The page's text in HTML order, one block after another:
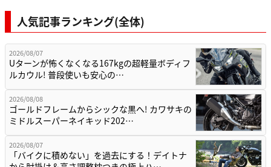
人気記事ランキング(全体)
2026/08/07
Uターンが怖くなくなる167kgの超軽量ボディフ
ルカウル! 普段使いも安心の…
2026/08/08
ゴールドフレームからシックな黒へ! カワサキの
ミドルスーパーネイキッド202…
2026/08/07
「バイクに積めない」を過去にする！デイトナ